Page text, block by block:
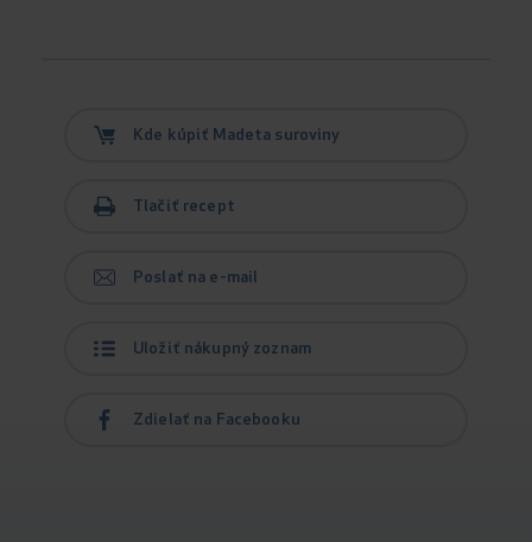
Kde kúpiť Madeta suroviny
Tlačiť recept
Poslať na e-mail
Uložiť nákupný zoznam
Zdielať na Facebooku